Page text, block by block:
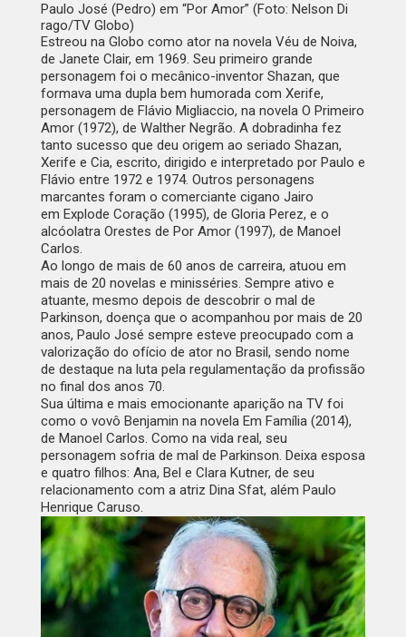
Paulo José (Pedro) em “Por Amor” (Foto: Nelson Di
rago/TV Globo)
Estreou na Globo como ator na novela Véu de Noiva,
de Janete Clair, em 1969. Seu primeiro grande
personagem foi o mecânico-inventor Shazan, que
formava uma dupla bem humorada com Xerife,
personagem de Flávio Migliaccio, na novela O Primeiro
Amor (1972), de Walther Negrão. A dobradinha fez
tanto sucesso que deu origem ao seriado Shazan,
Xerife e Cia, escrito, dirigido e interpretado por Paulo e
Flávio entre 1972 e 1974. Outros personagens
marcantes foram o comerciante cigano Jairo
em Explode Coração (1995), de Gloria Perez, e o
alcóolatra Orestes de Por Amor(1997), de Manoel
Carlos.
Ao longo de mais de 60 anos de carreira, atuou em
mais de 20 novelas e minisséries. Sempre ativo e
atuante, mesmo depois de descobrir o mal de
Parkinson, doença que o acompanhou por mais de 20
anos, Paulo José sempre esteve preocupado com a
valorização do ofício de ator no Brasil, sendo nome
de destaque na luta pela regulamentação da profissão
no final dos anos 70.
Sua última e mais emocionante aparição na TV foi
como o vovô Benjamin na novela Em Família(2014),
de Manoel Carlos. Como na vida real, seu
personagem sofria de mal de Parkinson. Deixa esposa
e quatro filhos: Ana, Bel e Clara Kutner, de seu
relacionamento com a atriz Dina Sfat, além Paulo
Henrique Caruso.